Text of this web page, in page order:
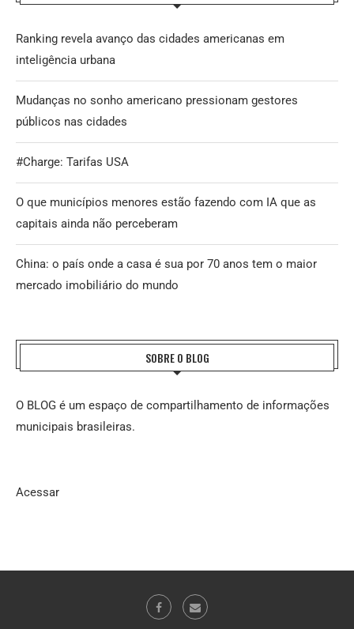
Ranking revela avanço das cidades americanas em
inteligência urbana
Mudanças no sonho americano pressionam gestores
públicos nas cidades
#Charge: Tarifas USA
O que municípios menores estão fazendo com IA que as
capitais ainda não perceberam
China: o país onde a casa é sua por 70 anos tem o maior
mercado imobiliário do mundo
SOBRE O BLOG
O BLOG é um espaço de compartilhamento de informações
municipais brasileiras.
Acessar